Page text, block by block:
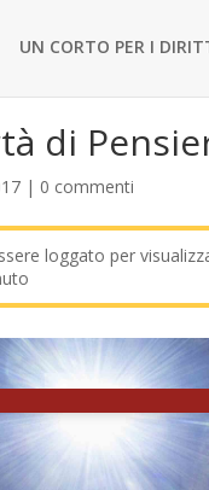
di
| 0 commenti
loggato per